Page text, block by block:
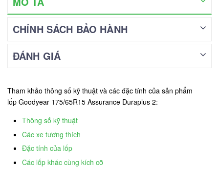
CHÍNH SÁCH BẢO HÀNH
ĐÁNH GIÁ
Tham khảo thông số kỹ thuật và các đặc tính của sản phẩm
lốp Goodyear 175/65R15 Assurance Duraplus 2:
Thông số kỹ thuật
Các xe tương thích
Đặc tính của lốp
Các lốp khác cùng kích cỡ